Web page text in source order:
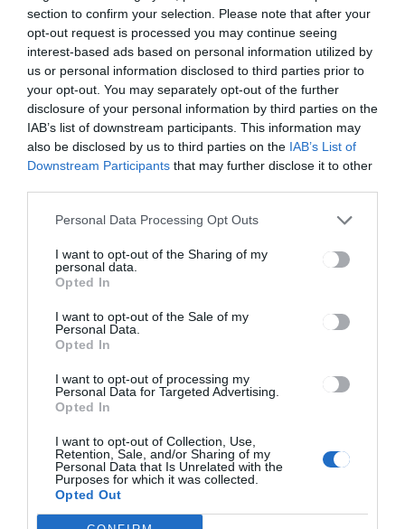
section to confirm your selection. Please note that after your
opt-out request is processed you may continue seeing
interest-based ads based on personal information utilized by
us or personal information disclosed to third parties prior to
your opt-out. You may separately opt-out of the further
disclosure of your personal information by third parties on the
IAB’s list of downstream participants. This information may
also be disclosed by us to third parties on the IAB’s List of
Downstream Participants that may further disclose it to other
Personal Data Processing Opt Outs
I want to opt-out of the Sharing of my
personal data.
Opted In
I want to opt-out of the Sale of my
Personal Data.
Opted In
I want to opt-out of processing my
Personal Data for Targeted Advertising.
Opted In
I want to opt-out of Collection, Use,
Retention, Sale, and/or Sharing of my
Personal Data that Is Unrelated with the
Purposes for which it was collected.
Opted Out
egyenlőség
az oltakozók
Ez is érdekelheti
fűtésszolgáltatás
elindításának igénylésére
HÍRLISTA
Tovább gurul a Duma Duba –
következő állomásunk
Csíkszeredában a Székelykör